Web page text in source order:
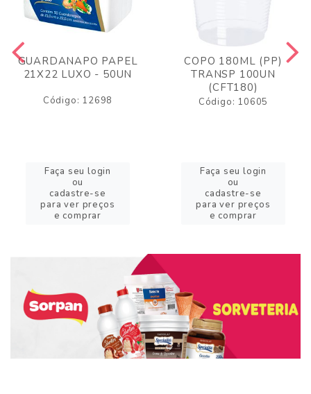
GUARDANAPO PAPEL
21X22 LUXO - 50UN
Código: 12698
Faça seu login
ou
cadastre-se
para ver preços
e comprar
COPO 180ML (PP)
TRANSP 100UN
(CFT180)
Código: 10605
Faça seu login
ou
cadastre-se
para ver preços
e comprar